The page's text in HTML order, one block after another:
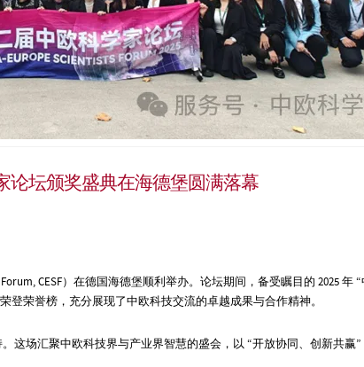
论坛颁奖盛典在海德堡圆满落幕
CESF）在德国海德堡顺利举办。论坛期间，备受瞩目的 2025 年
登荣誉榜，充分展现了中欧科技交流的卓越成果与合作精神。
。 这场汇聚中欧科技界与产业界智慧的盛会，以 “开放协同、创新共